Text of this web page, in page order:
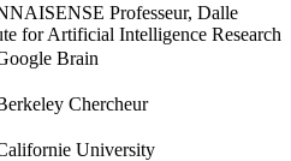
Professeur, Dalle
for Artificial Intelligence Research
Brain
Chercheur
University